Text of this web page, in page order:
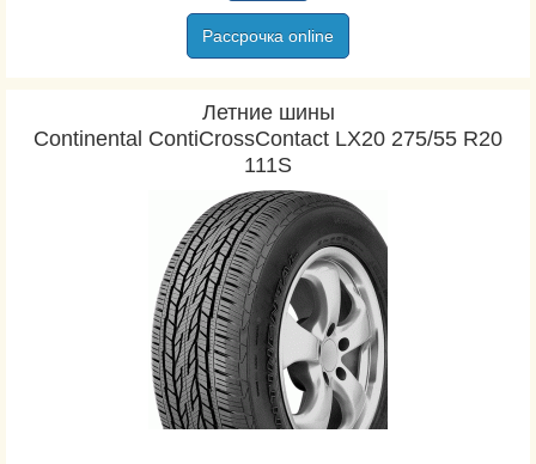
Maxxis
Nankang
Nexen/Roadstone
Nitto Tire
Nokian
Orium
Ovation
Pirelli
Premiorri
Rosava
Sava
Strial
Рассрочка online
Летние шины
Continental ContiCrossContact LX20 275/55 R20
111S